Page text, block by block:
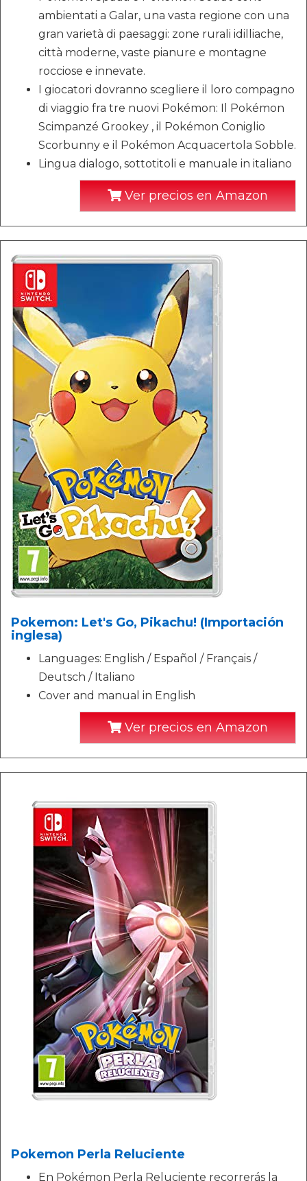
ambientati a Galar, una vasta regione con una
gran varietà di paesaggi: zone rurali idilliache,
città moderne, vaste pianure e montagne
rocciose e innevate.
I giocatori dovranno scegliere il loro compagno
di viaggio fra tre nuovi Pokémon: Il Pokémon
Scimpanzé Grookey , il Pokémon Coniglio
Scorbunny e il Pokémon Acquacertola Sobble.
Lingua dialogo, sottotitoli e manuale in italiano
Ver precios en Amazon
Pokemon: Let's Go, Pikachu! (Importación
inglesa)
Languages: English / Español / Français /
Deutsch / Italiano
Cover and manual in English
Ver precios en Amazon
Pokemon Perla Reluciente
En Pokémon Perla Reluciente recorrerás la